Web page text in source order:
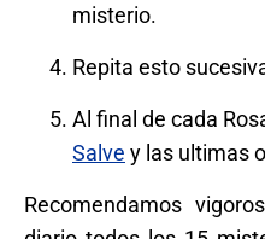
misterio.
Repita esto
Al final de cada
Salve y las ultimas
Recomendamos